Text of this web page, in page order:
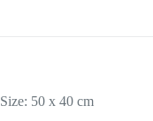
Size: 50 x 40 cm